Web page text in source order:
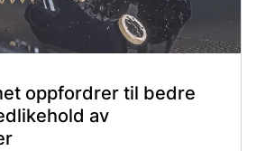
oppfordrer til bedre
av